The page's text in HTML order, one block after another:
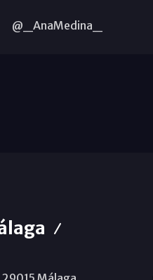
@_AnaMedina_